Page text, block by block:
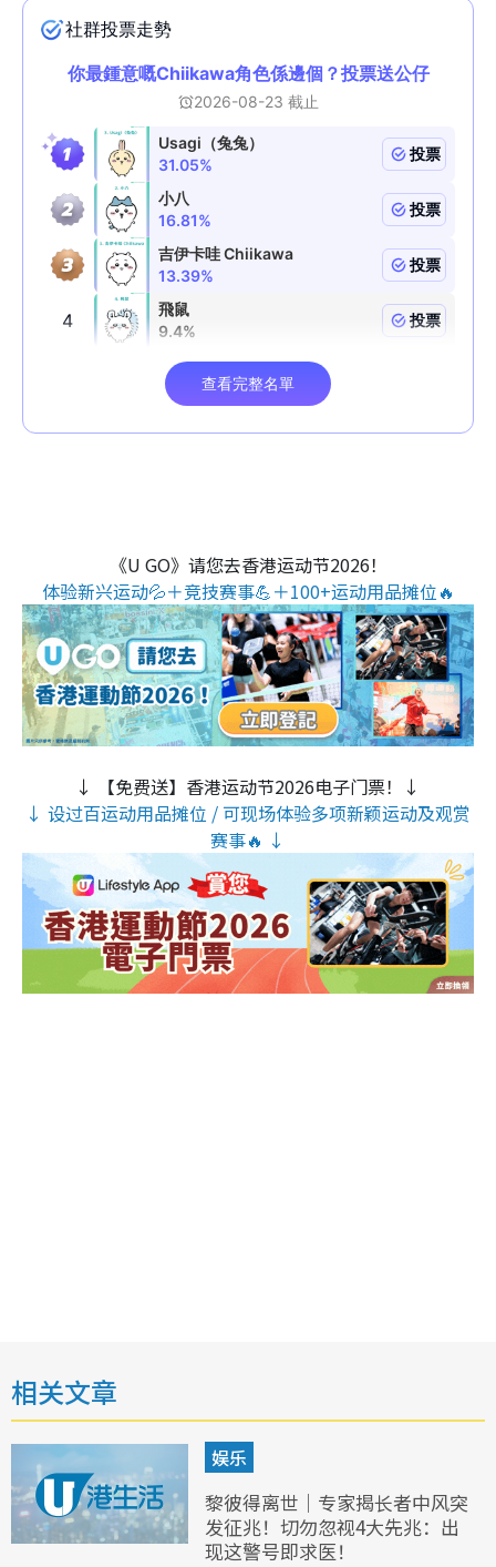
《U GO》请您去香港运动节2026！
体验新兴运动💦＋竞技赛事💪＋100+运动用品摊位🔥
↓ 【免费送】香港运动节2026电子门票！↓
↓ 设过百运动用品摊位 / 可现场体验多项新颖运动及观赏
赛事🔥 ↓
相关文章
娱乐
黎彼得离世｜专家揭长者中风突
发征兆！切勿忽视4大先兆：出
现这警号即求医！